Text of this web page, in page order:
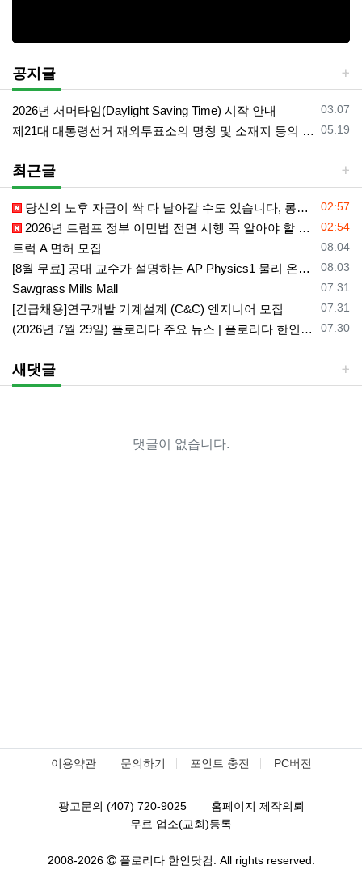
공지글
등록일
03.07
2026년 서머타임(Daylight Saving Time) 시작 안내
등록일
05.19
제21대 대통령선거 재외투표소의 명칭 및 소재지 등의 공고/올랜도 제외 투표소
최근글
등록일
02:57
당신의 노후 자금이 싹 다 날아갈 수도 있습니다, 롱텀케어 준비 하기
등록일
02:54
2026년 트럼프 정부 이민법 전면 시행 꼭 알아야 할 4가지!!
등록일
08.04
트럭 A 면허 모집
등록일
08.03
[8월 무료] 공대 교수가 설명하는 AP Physics1 물리 온라인 강의
등록일
07.31
Sawgrass Mills Mall
등록일
07.31
[긴급채용]연구개발 기계설계 (C&C) 엔지니어 모집
등록일
07.30
(2026년 7월 29일) 플로리다 주요 뉴스 | 플로리다 한인 닷컴
새댓글
댓글이 없습니다.
이용약관 문의하기 포인트 충전 PC버전
광고문의 (407) 720-9025
홈페이지 제작의뢰
무료 업소(교회)등록
2008-2026 플로리다 한인닷컴. All rights reserved.